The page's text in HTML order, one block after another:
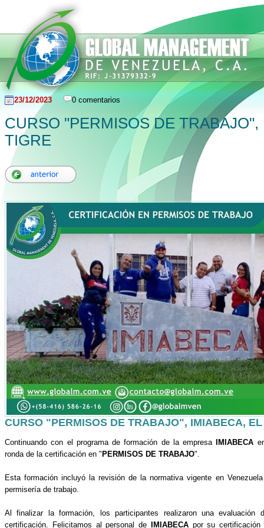
23/12/2023 0 comentarios
CURSO "PERMISOS DE TRABAJO",
TIGRE
CURSO "PERMISOS DE TRABAJO", IMIABECA, EL
Continuando con el programa de formación de la empresaIMIABECA
ronda de la certificación en "PERMISOS DE TRABAJO".
Esta formación incluyó la revisión de la normativa vigente en
permisería de trabajo.
Al finalizar la formación, los participantes realizaron una evaluación
certificación. Felicitamos al personal de IMIABECApor su certificación